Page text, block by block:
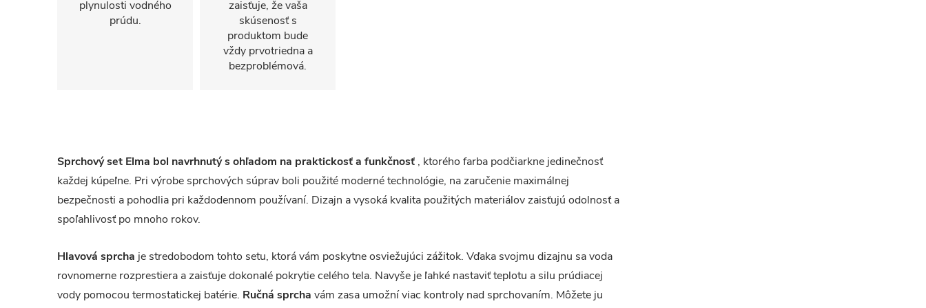
plynulosti vodného
prúdu.
zaisťuje, že vaša
skúsenosť s
produktom bude
vždy prvotriedna a
bezproblémová.
Sprchový set Elma bol navrhnutý s ohľadom na praktickosť a funkčnosť , ktorého farba podčiarkne jedinečnosť
každej kúpeľne. Pri výrobe sprchových súprav boli použité moderné technológie, na zaručenie maximálnej
bezpečnosti a pohodlia pri každodennom používaní. Dizajn a vysoká kvalita použitých materiálov zaisťujú odolnosť a
spoľahlivosť po mnoho rokov.
Hlavová sprcha je stredobodom tohto setu, ktorá vám poskytne osviežujúci zážitok. Vďaka svojmu dizajnu sa voda
rovnomerne rozprestiera a zaisťuje dokonalé pokrytie celého tela. Navyše je ľahké nastaviť teplotu a silu prúdiacej
vody pomocou termostatickej batérie. Ručná sprcha vám zasa umožní viac kontroly nad sprchovaním. Môžete ju